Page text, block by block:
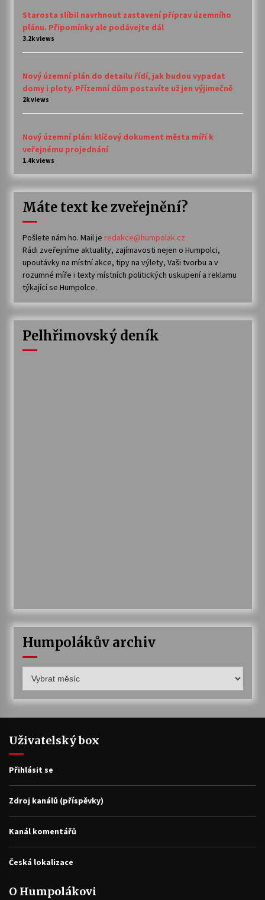
Starosta slíbil navrhnout zastavení příprav územního
plánu. Připomínky ale podávejte dál
3.2k views
Nový územní plán do detailu řídí, jak budou vypadat
domy i ploty. Přízemní dům postavíte už jen výjimečně
2k views
Nový územní plán: klíčový dokument města míří k
veřejnému projednání
1.4k views
Máte text ke zveřejnění?
Pošlete nám ho. Mail je redakce@humpolak.cz
Rádi zveřejníme aktuality, zajímavosti nejen o Humpolci,
upoutávky na místní akce, tipy na výlety, Vaši tvorbu a v
rozumné míře i texty místních politických uskupení a reklamu
týkající se Humpolce.
Pelhřimovský deník
Humpolákův archiv
archiv
Uživatelský box
Přihlásit se
Zdroj kanálů (příspěvky)
Kanál komentářů
Česká lokalizace
O Humpolákovi